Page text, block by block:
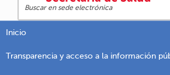
Inicio
Transparencia y acceso a la información